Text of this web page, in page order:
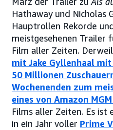
Hathaway und Nicholas
Hauptrollen Rekorde
meistgesehenen Trailer
Film aller Zeiten.
mit Jake Gyllenhaal
50 Millionen
Wochenenden zum
eines von Amazon
Films aller Zeiten. Es
in ein Jahr voller Prime